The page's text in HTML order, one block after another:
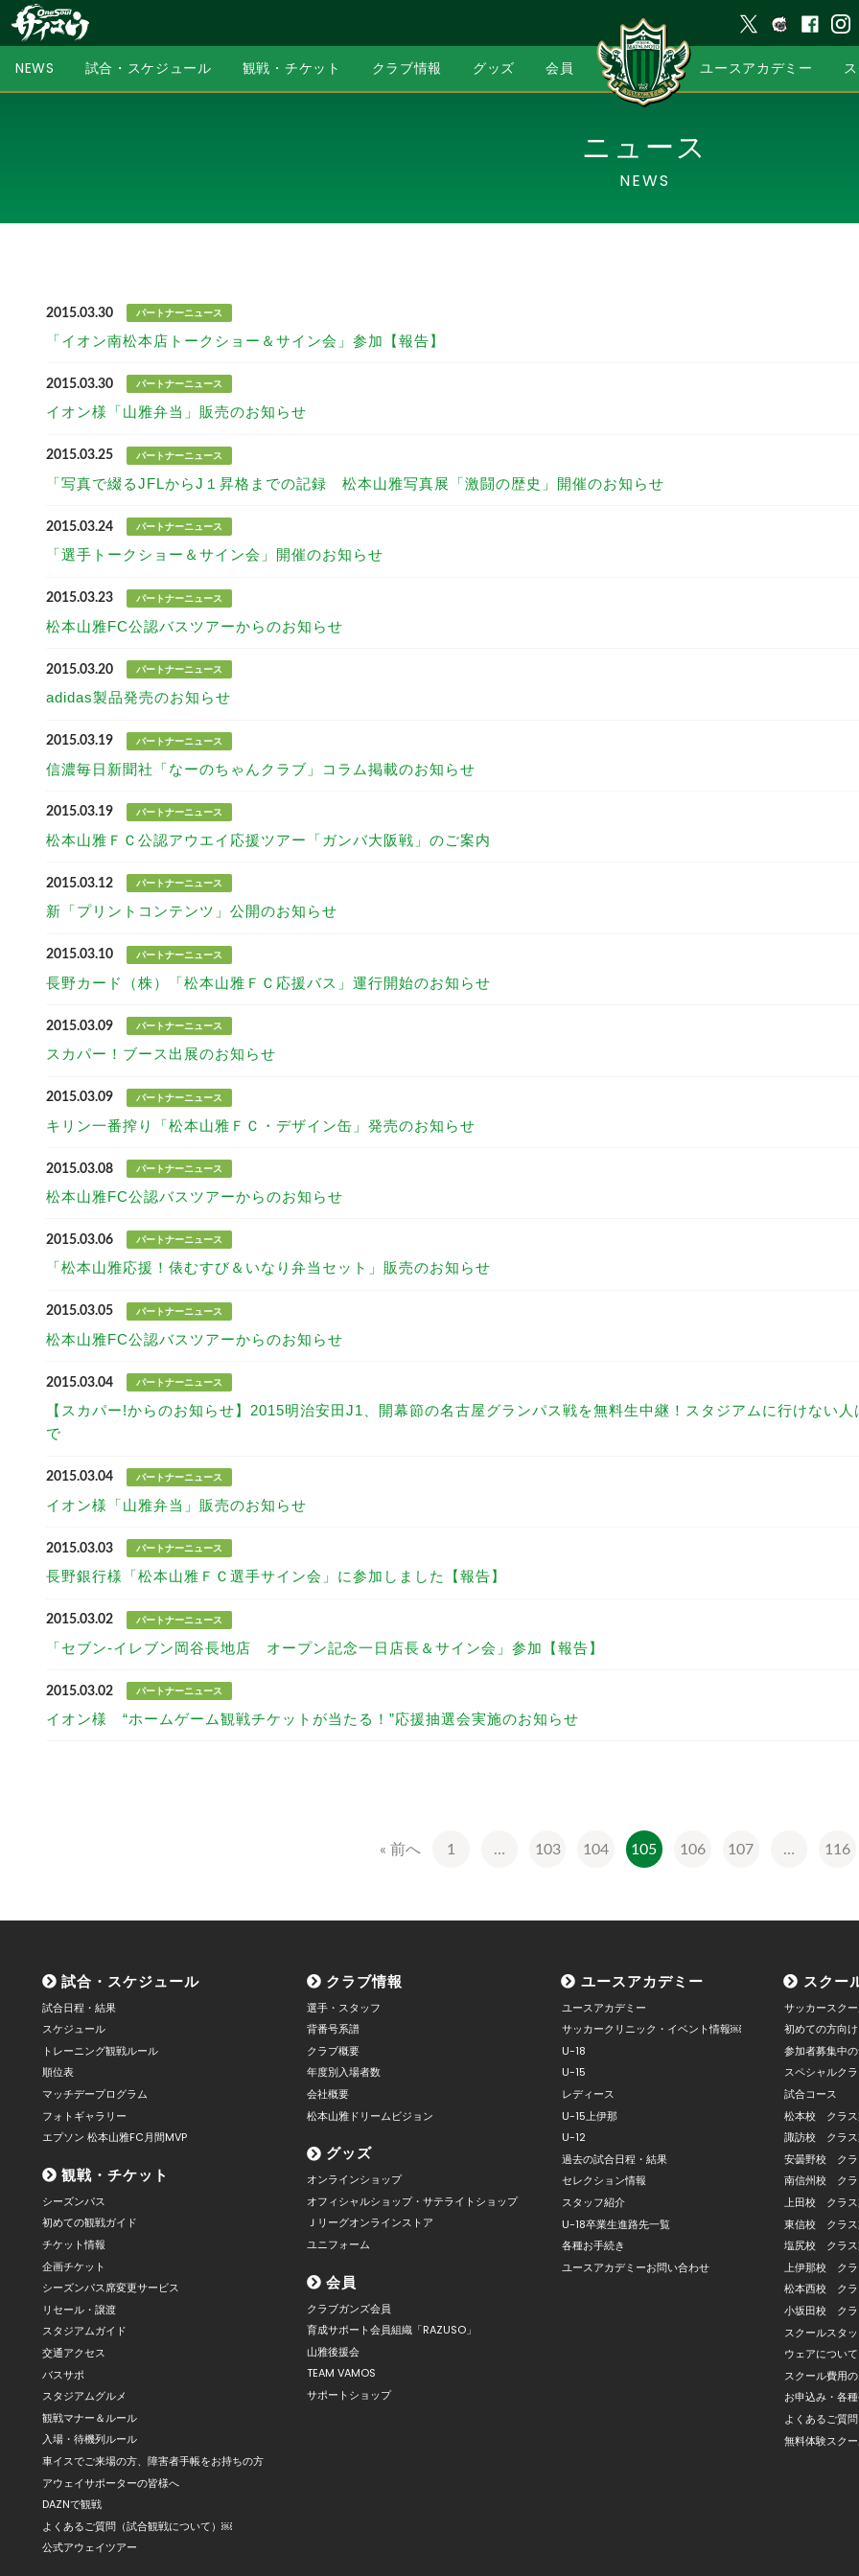
NEWS 試合・スケジュール 観戦・チケット クラブ情報 グッズ 会員 ユースアカデミー
ニュース
NEWS
2015.03.30 パートナーニュース
「イオン南松本店トークショー＆サイン会」参加【報告】
2015.03.30 パートナーニュース
イオン様「山雅弁当」販売のお知らせ
2015.03.25 パートナーニュース
「写真で綴るJFLからJ１昇格までの記録 松本山雅写真展「激闘の歴史」開催のお知らせ
2015.03.24 パートナーニュース
「選手トークショー＆サイン会」開催のお知らせ
2015.03.23 パートナーニュース
松本山雅FC公認バスツアーからのお知らせ
2015.03.20 パートナーニュース
adidas製品発売のお知らせ
2015.03.19 パートナーニュース
信濃毎日新聞社「なーのちゃんクラブ」コラム掲載のお知らせ
2015.03.19 パートナーニュース
松本山雅ＦＣ公認アウエイ応援ツアー「ガンバ大阪戦」のご案内
2015.03.12 パートナーニュース
新「プリントコンテンツ」公開のお知らせ
2015.03.10 パートナーニュース
長野カード（株）「松本山雅ＦＣ応援バス」運行開始のお知らせ
2015.03.09 パートナーニュース
スカパー！ブース出展のお知らせ
2015.03.09 パートナーニュース
キリン一番搾り「松本山雅ＦＣ・デザイン缶」発売のお知らせ
2015.03.08 パートナーニュース
松本山雅FC公認バスツアーからのお知らせ
2015.03.06 パートナーニュース
「松本山雅応援！俵むすび＆いなり弁当セット」販売のお知らせ
2015.03.05 パートナーニュース
松本山雅FC公認バスツアーからのお知らせ
2015.03.04 パートナーニュース
【スカパー!からのお知らせ】2015明治安田J1、開幕節の名古屋グランパス戦を無料生中継！スタジアムに行けない人
で
2015.03.04 パートナーニュース
イオン様「山雅弁当」販売のお知らせ
2015.03.03 パートナーニュース
長野銀行様「松本山雅ＦＣ選手サイン会」に参加しました【報告】
2015.03.02 パートナーニュース
「セブン-イレブン岡谷長地店 オープン記念一日店長＆サイン会」参加【報告】
2015.03.02 パートナーニュース
イオン様 “ホームゲーム観戦チケットが当たる！”応援抽選会実施のお知らせ
« 前へ 1 … 103 104 105 106 107 … 116
試合・スケジュール
試合日程・結果
スケジュール
トレーニング観戦ルール
順位表
マッチデープログラム
フォトギャラリー
エプソン 松本山雅FC月間MVP
観戦・チケット
シーズンパス
初めての観戦ガイド
チケット情報
企画チケット
シーズンパス席変更サービス
リセール・譲渡
スタジアムガイド
交通アクセス
バスサポ
スタジアムグルメ
観戦マナー＆ルール
入場・待機列ルール
車イスでご来場の方、障害者手帳をお持ちの方
アウェイサポーターの皆様へ
DAZNで観戦
よくあるご質問（試合観戦について）￼
公式アウェイツアー
クラブ情報
選手・スタッフ
背番号系譜
クラブ概要
年度別入場者数
会社概要
松本山雅ドリームビジョン
グッズ
オンラインショップ
オフィシャルショップ・サテライトショップ
Ｊリーグオンラインストア
ユニフォーム
会員
クラブガンズ会員
育成サポート会員組織「RAZUSO」
山雅後援会
TEAM VAMOS
サポートショップ
ユースアカデミー
ユースアカデミー
サッカークリニック・イベント情報￼
U-18
U-15
レディース
U-15上伊那
U-12
過去の試合日程・結果
セレクション情報
スタッフ紹介
U-18卒業生進路先一覧
各種お手続き
ユースアカデミーお問い合わせ
スクー
サッカースク
初めての方向
参加者募集中
スペシャルク
試合コース
松本校 クラス
諏訪校 クラス
安曇野校 クラ
南信州校 クラ
上田校 クラス
東信校 クラス
塩尻校 クラス
上伊那校 クラ
松本西校 クラ
小坂田校 クラ
スクールスタ
ウェアについて
スクール費用
お申込み・各
よくあるご質問
無料体験スク